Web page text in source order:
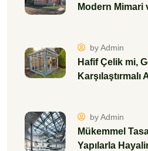
Modern Mimari
by Admin
Hafif Çelik mi,
Karşılaştırmalı
by Admin
Mükemmel
Yapılarla